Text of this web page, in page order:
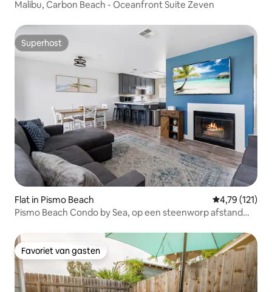
Malibu, Carbon Beach - Oceanfront Suite Zeven
Superhost
Superhost
Flat in Pismo Beach Gemiddelde
4,79 (121)
Pismo Beach Condo by Sea, op een steenworp afstand
Favoriet van gasten
Favoriet van gasten